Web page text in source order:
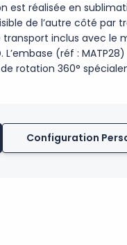
est réalisée en
de l’autre côté par
inclus avec le
(réf :
rotation 360°
ces voiles avec au
Configuration